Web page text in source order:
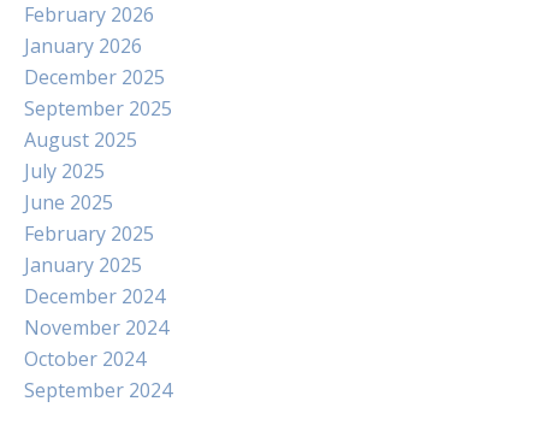
February 2026
January 2026
December 2025
September 2025
August 2025
July 2025
June 2025
February 2025
January 2025
December 2024
November 2024
October 2024
September 2024